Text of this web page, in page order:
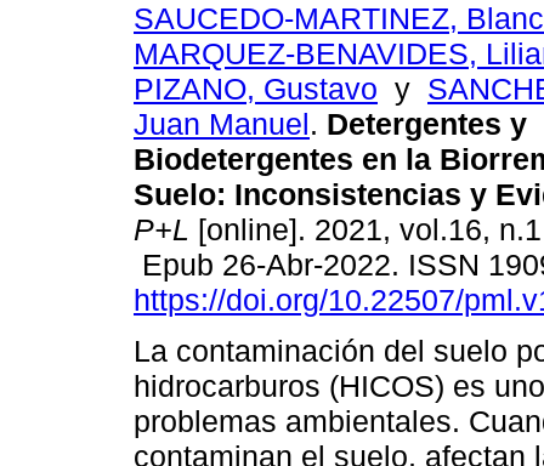
SAUCEDO-MARTINEZ,
MARQUEZ-BENAVIDES,
PIZANO, Gustavo y
Juan Manuel. Detergentes y
Biodetergentes en la
Suelo: Inconsistencias y
P+L [online]. 2021, vol.16,
Epub 26-Abr-2022. ISSN
https://doi.org/10.22507/
La contaminación del suelo
hidrocarburos (HICOS) es
problemas ambientales.
contaminan el suelo, afectan